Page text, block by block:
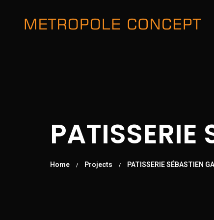
PATISSERIE
Home / Projects / PATISSERIE SÉBASTIEN